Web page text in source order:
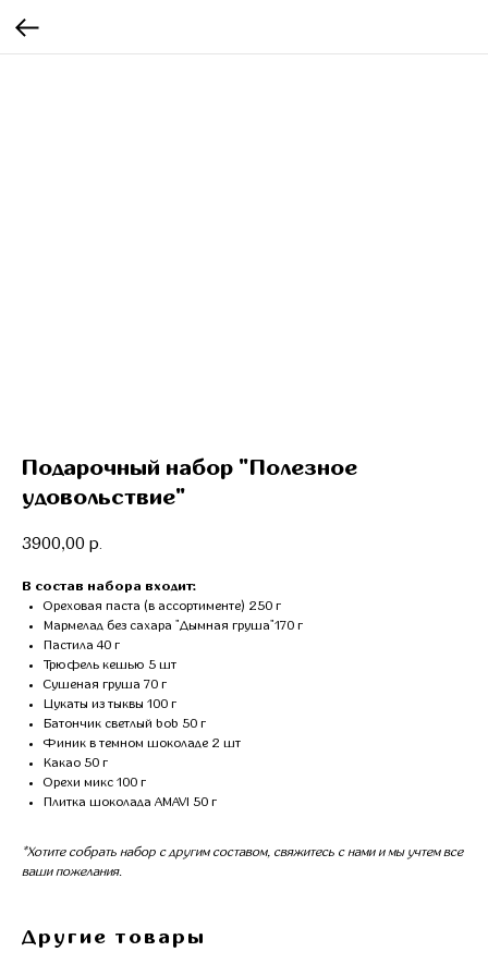
Подарочный набор "Полезное
удовольствие"
3900,00 р.
В состав набора входит:
Ореховая паста (в ассортименте) 250 г
Мармелад без сахара "Дымная груша"170 г
Пастила 40 г
Трюфель кешью 5 шт
Сушеная груша 70 г
Цукаты из тыквы 100 г
Батончик светлый bob 50 г
Финик в темном шоколаде 2 шт
Какао 50 г
Орехи микс 100 г
Плитка шоколада AMAVI 50 г
*Хотите собрать набор с другим составом, свяжитесь с нами и мы учтем все
ваши пожелания.
Другие товары